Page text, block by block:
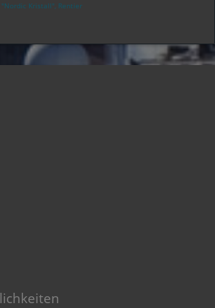
"Nordic Kristall", Rentier